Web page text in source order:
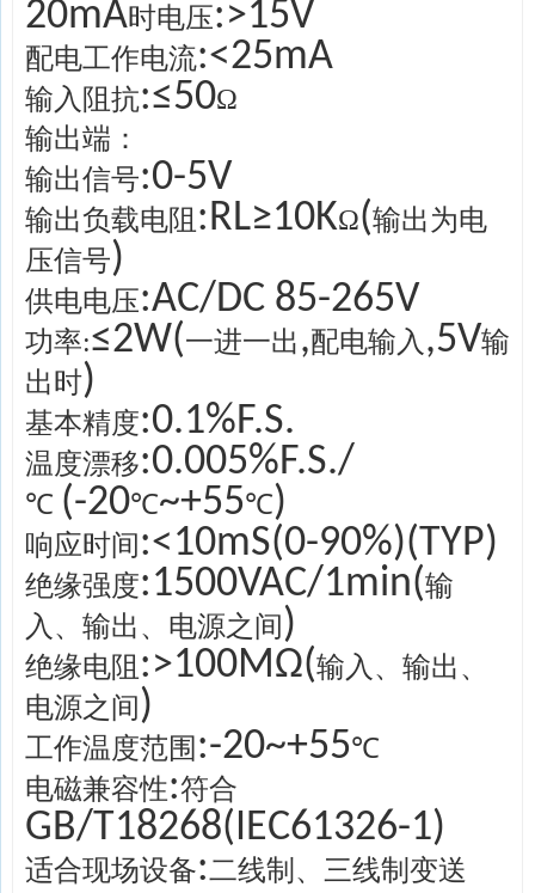
20mA时电压:>15V
配电工作电流:<25mA
输入阻抗:≤50Ω
输出端：
输出信号:0-5V
输出负载电阻 :RL≥10KΩ(输出为电
压信号)
供电电压:AC/DC 85-265V
功率:≤2W(一进一出,配电输入 ,5V输
出时)
基本精度:0.1%F.S.
温度漂移:0.005%F.S./
℃ (-20℃~+55℃)
响应时间:<10mS(0-90%)(TYP)
绝缘强度:1500VAC/1min(输
入、输出、电源之间)
绝缘电阻 :>100MΩ(输入、输出、
电源之间)
工作温度范围 :-20~+55℃
电磁兼容性:符合
GB/T18268(IEC61326-1)
适合现场设备:二线制、三线制变送